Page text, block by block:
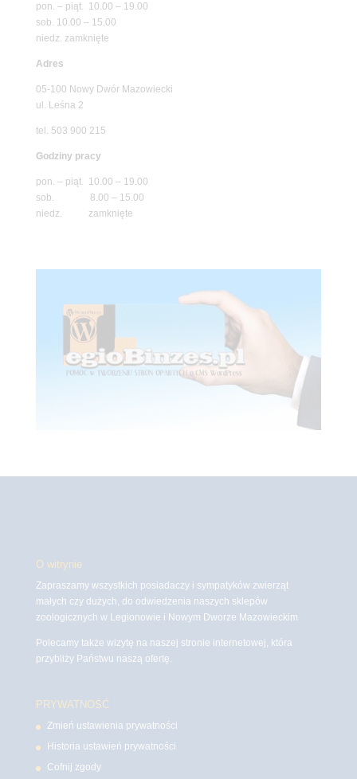
pon. – piąt. 10.00 – 19.00
sob. 10.00 – 15.00
niedz. zamknięte
Adres
05-100 Nowy Dwór Mazowiecki
ul. Leśna 2
tel. 503 900 215
Godziny pracy
pon. – piąt. 10.00 – 19.00
sob. 8.00 – 15.00
niedz. zamknięte
O witrynie
Zapraszamy wszystkich posiadaczy i sympatyków zwierząt
małych czy dużych, do odwiedzenia naszych sklepów
zoologicznych w Legionowie i Nowym Dworze Mazowieckim
Polecamy także wizytę na naszej stronie internetowej, która
przybliży Państwu naszą ofertę.
PRYWATNOŚĆ
Zmień ustawienia prywatności
Historia ustawień prywatności
Cofnij zgody